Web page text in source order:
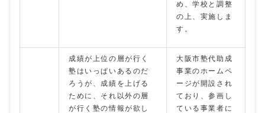
め、学校と調整
の上、実施しま
す。
成績が上位の層が行く
塾はいっぱいあるのだ
ろうが、成績を上げる
ために、それ以外の層
が行く塾の情報が欲し
大阪市塾代助成
事業のホームペ
ージが開設され
ており、参画し
ている事業者に